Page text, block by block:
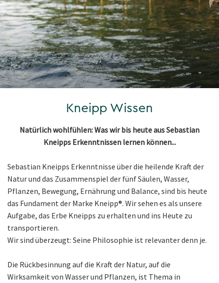
Kneipp Wissen
Natürlich wohlfühlen: Was wir bis heute aus Sebastian
Kneipps Erkenntnissen lernen können...
Sebastian Kneipps Erkenntnisse über die heilende Kraft der
Natur und das Zusammenspiel der fünf Säulen, Wasser,
Pflanzen, Bewegung, Ernährung und Balance, sind bis heute
das Fundament der Marke Kneipp®. Wir sehen es als unsere
Aufgabe, das Erbe Kneipps zu erhalten und ins Heute zu
transportieren.
Wir sind überzeugt: Seine Philosophie ist relevanter denn je.
Die Rückbesinnung auf die Kraft der Natur, auf die
Wirksamkeit von Wasser und Pflanzen, ist Thema in